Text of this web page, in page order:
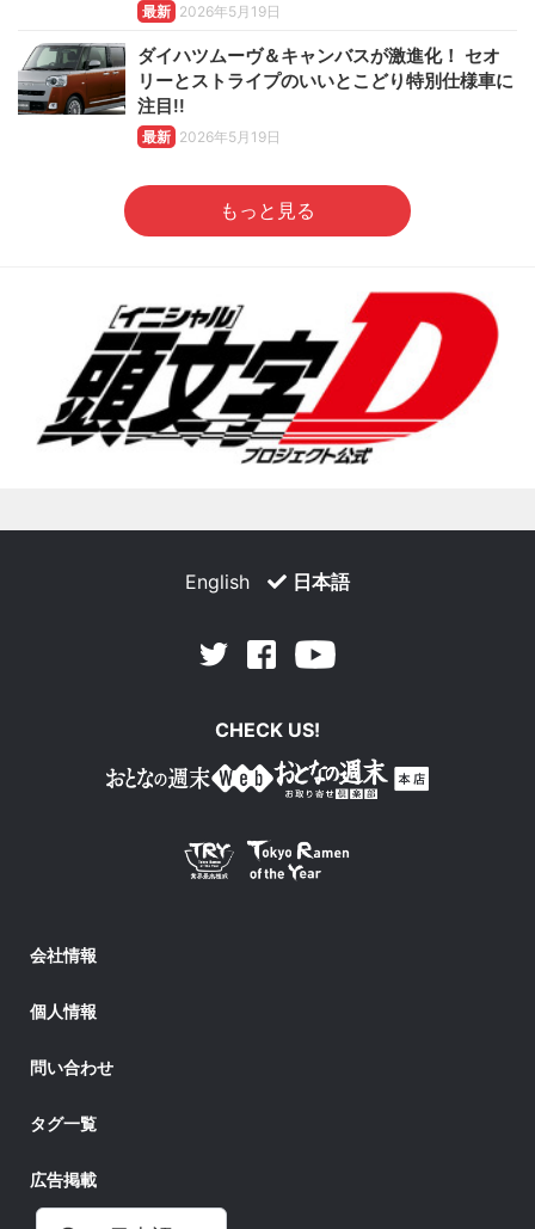
最新 2026年5月19日
ダイハツムーヴ＆キャンバスが激進化！ セオ
リーとストライプのいいとこどり特別仕様車に
注目!!
最新 2026年5月19日
もっと見る
English 日本語
Twitter Facebook
CHECK US!
会社情報
個人情報
問い合わせ
タグ一覧
広告掲載